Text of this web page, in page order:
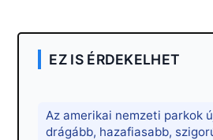
EZ IS ÉRDEKELHET
Az amerikai nemzeti parkok
drágább, hazafiasabb,